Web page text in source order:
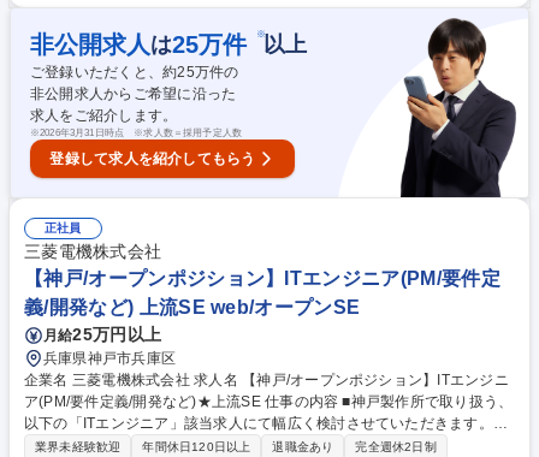
破壊検査等）、回転子振動調整、固定子固有値計測並びに、性能試験の計
画・実行・評価を担当。工場での顧客試験検査立会や、現地（顧客サイ
ト）での試運転調整及び、定期点検等を担っていただきます。※工事作業
が発生した場合は、協力会社に依頼します。 募集職種 [神戸/タービン発電
機の品質保証・品質管理技術者］社会インフラを支える
非公開求人 は25万件 ※以上
ご登録いただくと、約25万件の
非公開求人からご希望に沿った
求人をご紹介します。
※2026年3月31日時点 ※求人数＝採用予定人数
登録して求人を紹介してもらう
正社員
三菱電機株式会社
【神戸/オープンポジション】ITエンジニア(PM/要件定
義/開発など) 上流SE web/オープンSE
月給25万円以上
兵庫県神戸市兵庫区
企業名 三菱電機株式会社 求人名 【神戸/オープンポジション】ITエンジニ
ア(PM/要件定義/開発など)★上流SE 仕事の内容 ■神戸製作所で取り扱う、
以下の「ITエンジニア」該当求人にて幅広く検討させていただきます。■
ソフトウェア開発（Linux/Unix）：監視制御システム ■SE：原子力発電所
業界未経験歓迎 年間休日120日以上 退職金あり
完全週休2日制